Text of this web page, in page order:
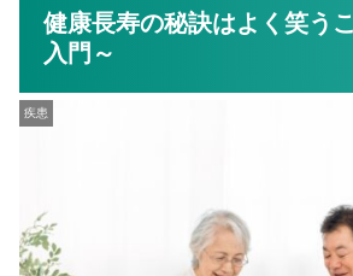
健康長寿の秘訣はよく笑う
入門～
疾患